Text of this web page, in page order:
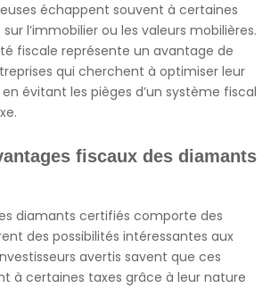
échappent souvent à certaines
l’immobilier ou les valeurs mobilières.
fiscale représente un avantage de
qui cherchent à optimiser leur
évitant les pièges d’un système fiscal
fiscaux des diamants
diamants certifiés comporte des
des possibilités intéressantes aux
avertis savent que ces
à certaines taxes grâce à leur nature